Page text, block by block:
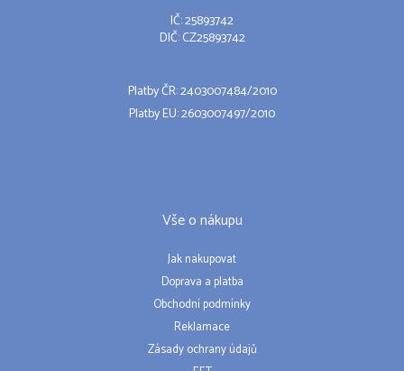
IČ: 25893742
DIČ: CZ25893742
Platby ČR: 2403007484/2010
Platby EU: 2603007497/2010
Vše o nákupu
Jak nakupovat
Doprava a platba
Obchodní podmínky
Reklamace
Zásady ochrany údajů